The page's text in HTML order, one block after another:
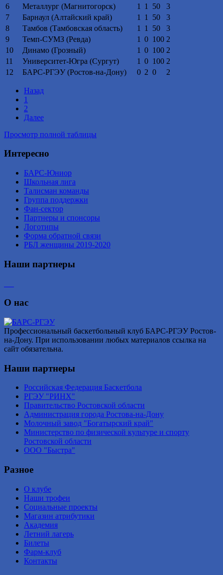
6
Металлург (Магнитогорск) 1 1 50
3
7
Барнаул (Алтайский край) 1 1 50
3
8
Тамбов (Тамбовская область) 1 1 50
3
9
Темп-СУМЗ (Ревда) 1 0 100 2
10
Динамо (Грозный) 1 0 100 2
11
Университет-Югра (Сургут) 1 0 100 2
12
БАРС-РГЭУ (Ростов-на-Дону) 0 2 0 2
Назад
1
2
Далее
Просмотр полной таблицы
Интересно
БАРС-Юниор
Школьная лига
Талисман команды
Группа поддержки
Фан-сектор
Партнеры и спонсоры
Логотипы
Форма обратной связи
РБЛ женщины 2019-2020
Наши партнеры
О нас
Профессиональный баскетбольный клуб БАРС-РГЭУ Ростов-
на-Дону. При использовании любых материалов ссылка на
сайт обязательна.
Наши партнеры
Российская Федерация Баскетбола
РГЭУ "РИНХ"
Правительство Ростовской области
Администрация города Ростова-на-Дону
Молочный завод "Богатырский край"
Министерство по физической культуре и спорту
Ростовской области
ООО "Быстра"
Разное
О клубе
Наши трофеи
Социальные проекты
Магазин атрибутики
Академия
Летний лагерь
Билеты
Фарм-клуб
Контакты